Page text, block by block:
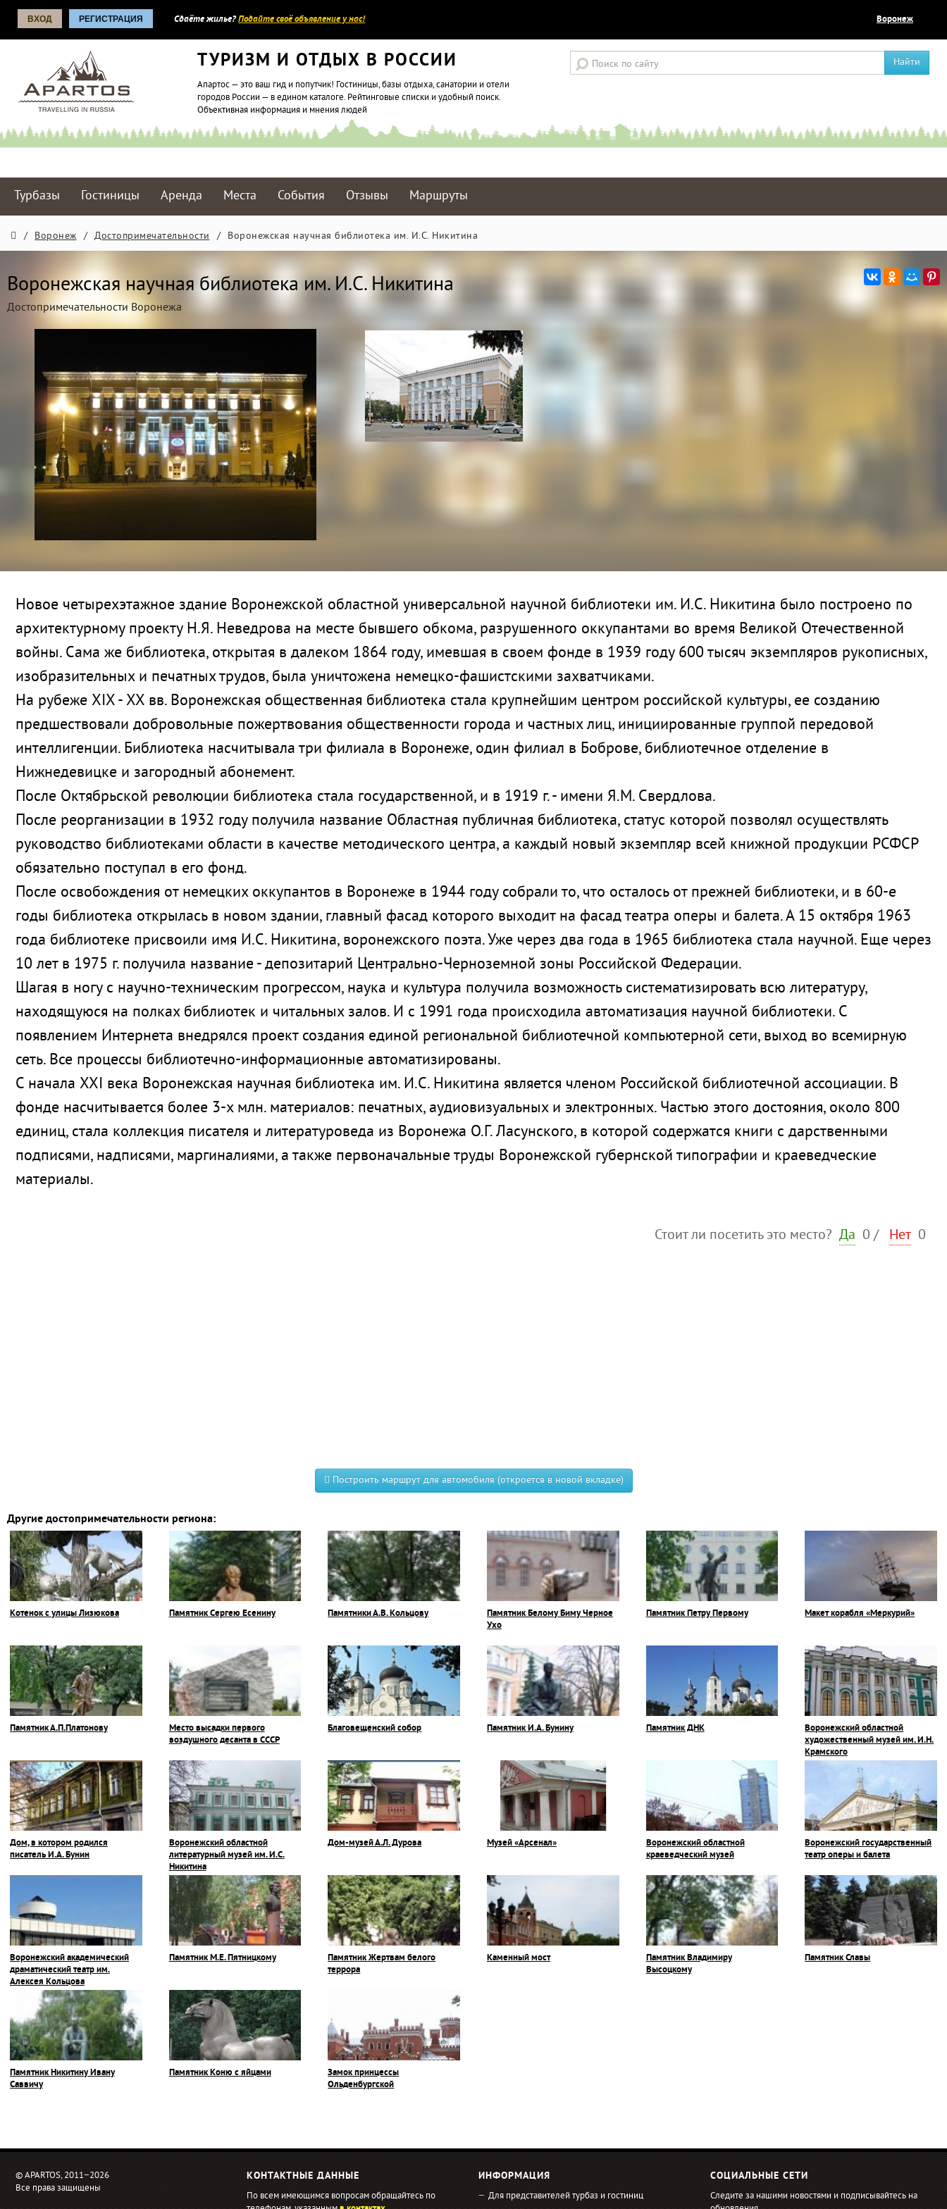
ВХОД РЕГИСТРАЦИЯ Сдаёте жилье?Подайте своё объявление у нас! Воронеж
ТУРИЗМ И ОТДЫХ В РОССИИ
Апартос — это ваш гид и попутчик! Гостиницы, базы отдыха, санатории и отели
городов России — в едином каталоге. Рейтинговые списки и удобный поиск.
Объективная информация и мнения людей
Найти
Турбазы Гостиницы Аренда Места События Отзывы Маршруты
/ Воронеж / Достопримечательности / Воронежская научная библиотека им. И.С. Никитина
Воронежская научная библиотека им. И.С. Никитина
Достопримечательности Воронежа
Новое четырехэтажное здание Воронежской областной универсальной научной библиотеки им. И.С. Никитина было построено по
архитектурному проекту Н.Я. Неведрова на месте бывшего обкома, разрушенного оккупантами во время Великой Отечественной
войны. Сама же библиотека, открытая в далеком 1864 году, имевшая в своем фонде в 1939 году 600 тысяч экземпляров рукописных,
изобразительных и печатных трудов, была уничтожена немецко-фашистскими захватчиками.
На рубеже XIX - ХХ вв. Воронежская общественная библиотека стала крупнейшим центром российской культуры, ее созданию
предшествовали добровольные пожертвования общественности города и частных лиц, инициированные группой передовой
интеллигенции. Библиотека насчитывала три филиала в Воронеже, один филиал в Боброве, библиотечное отделение в
Нижнедевицке и загородный абонемент.
После Октябрьской революции библиотека стала государственной, и в 1919 г. - имени Я.М. Свердлова.
После реорганизации в 1932 году получила название Областная публичная библиотека, статус которой позволял осуществлять
руководство библиотеками области в качестве методического центра, а каждый новый экземпляр всей книжной продукции РСФСР
обязательно поступал в его фонд.
После освобождения от немецких оккупантов в Воронеже в 1944 году собрали то, что осталось от прежней библиотеки, и в 60-е
годы библиотека открылась в новом здании, главный фасад которого выходит на фасад театра оперы и балета. А 15 октября 1963
года библиотеке присвоили имя И.С. Никитина, воронежского поэта. Уже через два года в 1965 библиотека стала научной. Еще через
10 лет в 1975 г. получила название - депозитарий Центрально-Черноземной зоны Российской Федерации.
Шагая в ногу с научно-техническим прогрессом, наука и культура получила возможность систематизировать всю литературу,
находящуюся на полках библиотек и читальных залов. И с 1991 года происходила автоматизация научной библиотеки. С
появлением Интернета внедрялся проект создания единой региональной библиотечной компьютерной сети, выход во всемирную
сеть. Все процессы библиотечно-информационные автоматизированы.
С начала XXI века Воронежская научная библиотека им. И.С. Никитина является членом Российской библиотечной ассоциации. В
фонде насчитывается более 3-х млн. материалов: печатных, аудиовизуальных и электронных. Частью этого достояния, около 800
единиц, стала коллекция писателя и литературоведа из Воронежа О.Г. Ласунского, в которой содержатся книги с дарственными
подписями, надписями, маргиналиями, а также первоначальные труды Воронежской губернской типографии и краеведческие
материалы.
Стоит ли посетить это место? Да 0 / Нет 0
Построить маршрут для автомобиля (откроется в новой вкладке)
Другие достопримечательности региона:
Котенок с улицы Лизюкова Памятник Сергею Есенину Памятники А.В. Кольцову
Памятник Белому Биму Черное
Ухо
Памятник Петру Первому Макет корабля «Меркурий»
Памятник А.П.Платонову
Место высадки первого
воздушного десанта в СССР
Благовещенский собор Памятник И.А. Бунину Памятник ДНК
Воронежский областной
художественный музей им. И.Н.
Крамского
Дом, в котором родился
писатель И.А. Бунин
Воронежский областной
литературный музей им. И.С.
Никитина
Дом-музей А.Л. Дурова Музей «Арсенал»
Воронежский областной
краеведческий музей
Воронежский государственный
театр оперы и балета
Воронежский академический
драматический театр им.
Алексея Кольцова
Памятник М.Е. Пятницкому
Памятник Жертвам белого
террора
Каменный мост
Памятник Владимиру
Высоцкому
Памятник Славы
Памятник Никитину Ивану
Саввичу
Памятник Коню с яйцами
Замок принцессы
Ольденбургской
© APARTOS, 2011−2026
Все права защищены
КОНТАКТНЫЕ ДАННЫЕ
По всем имеющимся вопросам обращайтесь по
ИНФОРМАЦИЯ
Для представителей турбаз и гостиниц
СОЦИАЛЬНЫЕ СЕТИ
Следите за нашими новостями и подписывайтесь на